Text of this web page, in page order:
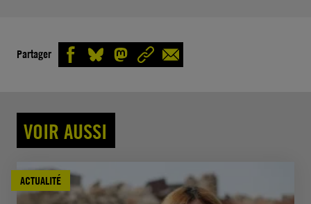
Partager
VOIR AUSSI
ACTUALITÉ